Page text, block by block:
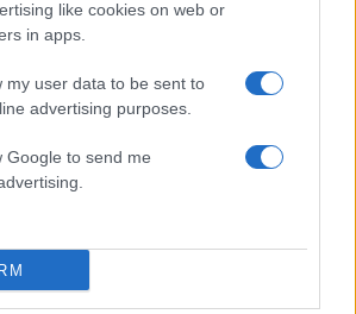
like cookies on web or
in apps.
my user data to be sent to
advertising purposes.
Google to send me